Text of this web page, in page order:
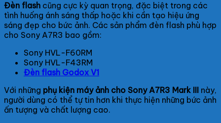
Đèn flash cũng cực kỳ quan trọng, đặc biệt trong các
tình huống ánh sáng thấp hoặc khi cần tạo hiệu ứng
sáng đẹp cho bức ảnh. Các sản phẩm đèn flash phù hợp
cho Sony A7R3 bao gồm:
Sony HVL-F60RM
Sony HVL-F43RM
Đèn flash Godox V1
Với những phụ kiện máy ảnh cho Sony A7R3 Mark III này,
người dùng có thể tự tin hơn khi thực hiện những bức ảnh
ấn tượng và chất lượng cao.